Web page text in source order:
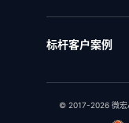
■ IPD研发项
■ RSM法规标
■ SAP流程集
■ 金蝶流程集
标杆客户案例
© 2017-2026 微宏